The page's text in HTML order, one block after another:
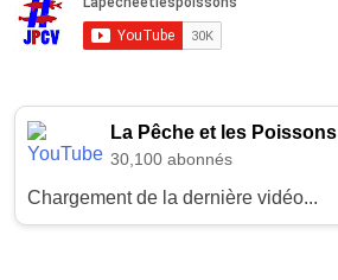
La Pêche et les Poissons
30,100 abonnés
Chargement de la dernière vidéo...